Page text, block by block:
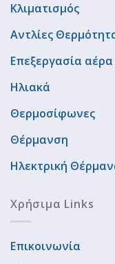
Κλιματισμός
Αντλίες
Επεξεργασία αέρα
Ηλιακά
Θερμοσίφωνες
Θέρμανση
Ηλεκτρική
Χρήσιμα Links
Επικοινωνία